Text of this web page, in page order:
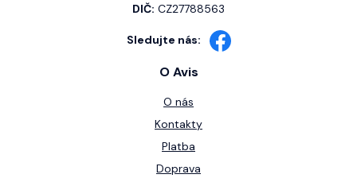
DIČ: CZ27788563
Sledujte nás:
O Avis
O nás
Kontakty
Platba
Doprava